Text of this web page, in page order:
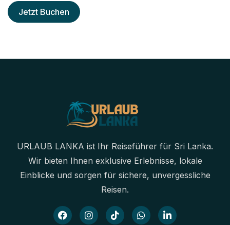
Jetzt Buchen
URLAUB LANKA ist Ihr Reiseführer für Sri Lanka.
Wir bieten Ihnen exklusive Erlebnisse, lokale
Einblicke und sorgen für sichere, unvergessliche
Reisen.